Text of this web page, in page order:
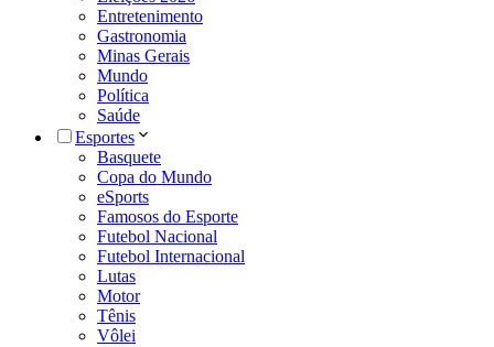
Entretenimento
Gastronomia
Minas Gerais
Mundo
Política
Saúde
Esportes
Basquete
Copa do Mundo
eSports
Famosos do Esporte
Futebol Nacional
Futebol Internacional
Lutas
Motor
Tênis
Vôlei